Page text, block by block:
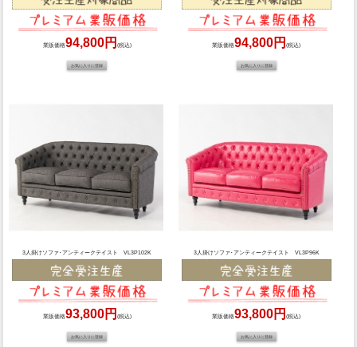
業販価格94,800円 (税込) 業販価格94,800円(税込)
3人掛けソファ･アンティークテイスト VL3P102K
業販価格93,800円 (税込)
3人掛けソファ･アンティークテイスト VL3P96K
業販価格93,800円(税込)